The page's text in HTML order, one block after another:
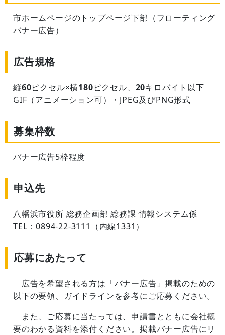
市ホームページのトップページ下部（フローティング
バナー広告）
広告規格
縦60ピクセル×横180ピクセル、 20キロバイト以下
GIF（アニメーション可）・JPEG及びPNG形式
募集枠数
バナー広告5枠程度
申込先
八幡浜市役所 総務企画部 総務課 情報システム係
TEL：0894-22-3111（内線1331）
応募にあたって
広告を希望される方は「バナー広告」掲載のための
以下の要領、ガイドラインを参考にご応募ください。
また、ご応募に当たっては、申請書とともに会社概
要のわかる資料を添付ください。掲載バナー広告にリ